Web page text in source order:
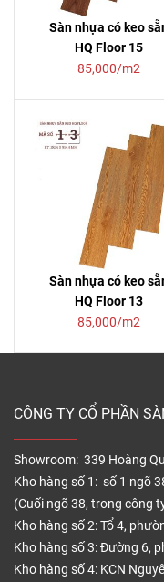
Sàn nhựa có keo
HQ Floor 15
85,000/m2
Sàn nhựa có keo
HQ Floor 13
85,000/m2
CÔNG TY CỔ PHẦN
Showroom: 339 Hoàng
Kho hàng số 1: số 1 ngõ
(Cuối ngõ 38, trong công
Kho hàng số 2: Tổ 4,
Kho hàng số 3: Đường 6,
Kho hàng số 4: KCN